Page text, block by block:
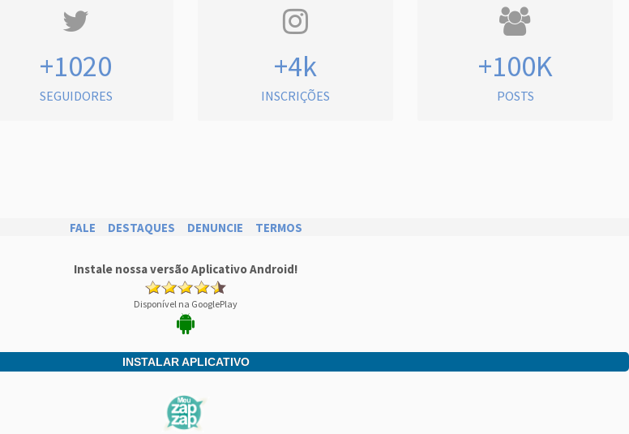
+1020
SEGUIDORES
+4k
INSCRIÇÕES
+100K
POSTS
FALE DESTAQUES DENUNCIE TERMOS
Instale nossa versão Aplicativo Android!
Disponível na GooglePlay
INSTALAR APLICATIVO